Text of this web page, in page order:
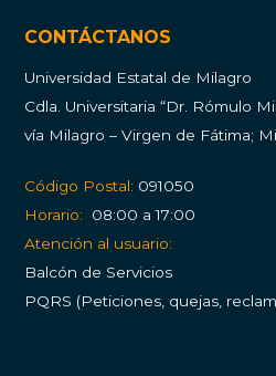
CONTÁCTANOS
Universidad Estatal de Milagro
Cdla. Universitaria “Dr. Rómulo
vía Milagro – Virgen de Fátima;
Código Postal: 091050
Horario:
08:00 a 17:00
Atención al usuario:
Balcón de Servicios
PQRS (Peticiones, quejas,